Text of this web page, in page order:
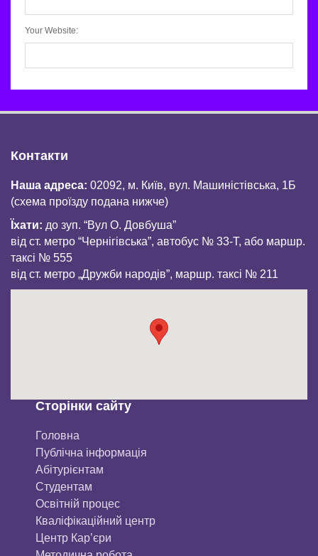
Your Website:
Контакти
Наша адреса: 02092, м. Київ, вул. Машиністівська, 1Б
(схема проїзду подана нижче)
Їхати: до зуп. “Вул О. Довбуша”
від ст. метро “Чернігівська”, автобус № 33-Т, або маршр.
таксі № 555
від ст. метро „Дружби народів”, маршр. таксі № 211
Сторінки сайту
Головна
Публічна інформація
Aбітурієнтaм
Студентам
Освітній процес
Кваліфікаційний центр
Центр Кар’єри